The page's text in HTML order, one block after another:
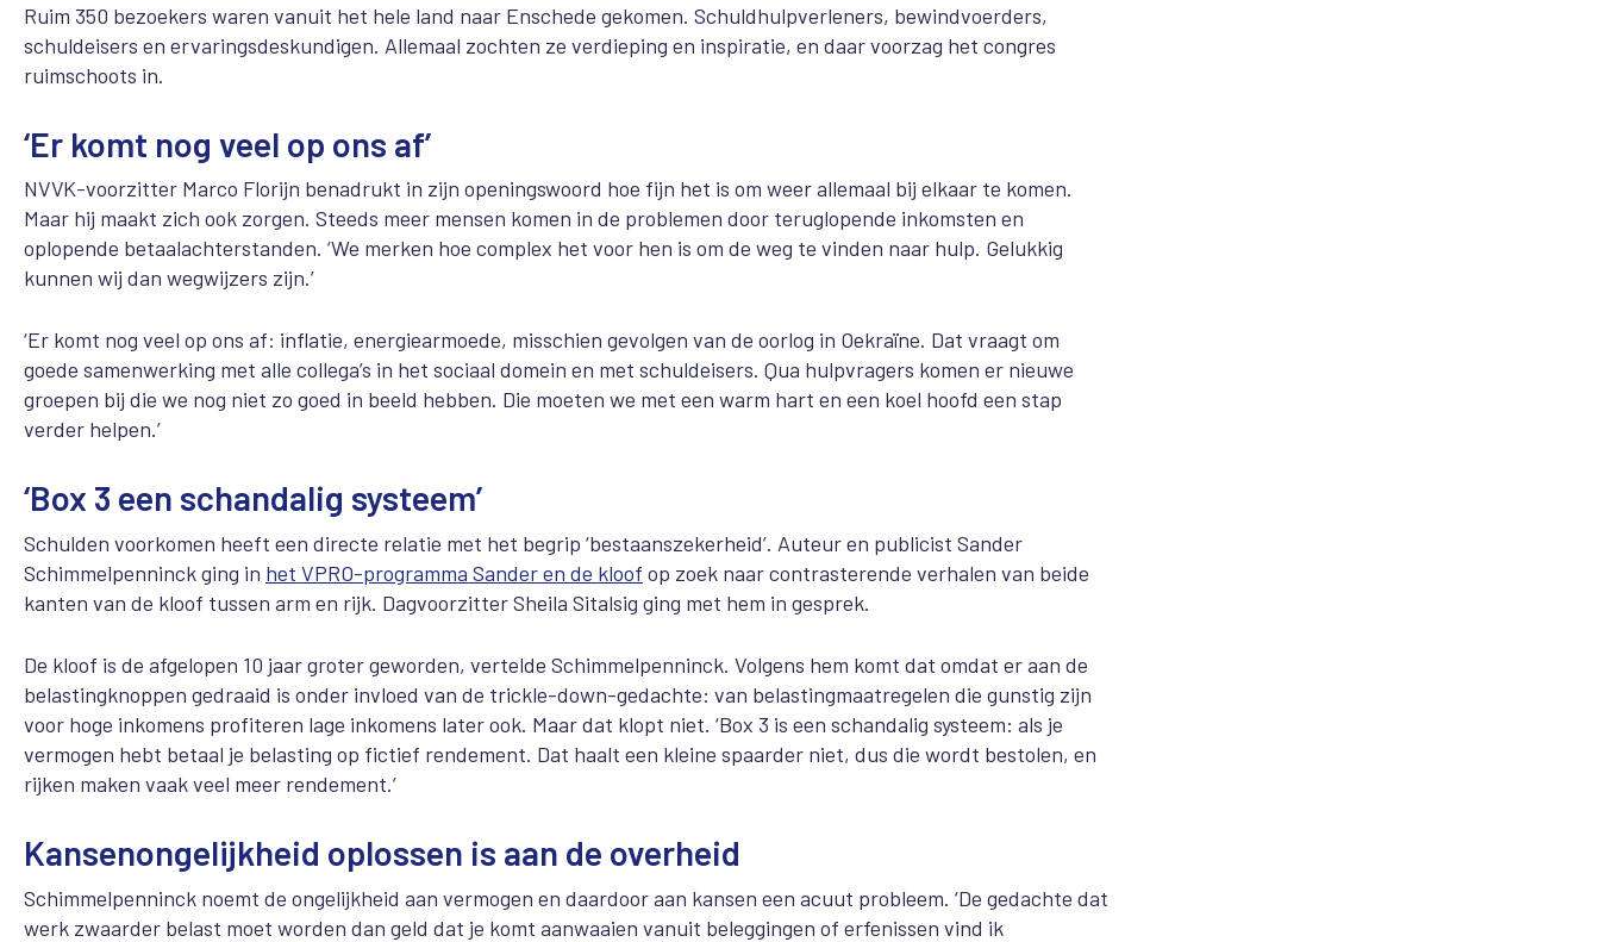
Ruim 350 bezoekers waren vanuit het hele land naar Enschede gekomen. Schuldhulpverleners, bewindvoerders,
schuldeisers en ervaringsdeskundigen. Allemaal zochten ze verdieping en inspiratie, en daar voorzag het congres
ruimschoots in.
‘Er komt nog veel op ons af’
NVVK-voorzitter Marco Florijn benadrukt in zijn openingswoord hoe fijn het is om weer allemaal bij elkaar te komen.
Maar hij maakt zich ook zorgen. Steeds meer mensen komen in de problemen door teruglopende inkomsten en
oplopende betaalachterstanden. ‘We merken hoe complex het voor hen is om de weg te vinden naar hulp. Gelukkig
kunnen wij dan wegwijzers zijn.’
‘Er komt nog veel op ons af: inflatie, energiearmoede, misschien gevolgen van de oorlog in Oekraïne. Dat vraagt om
goede samenwerking met alle collega’s in het sociaal domein en met schuldeisers. Qua hulpvragers komen er nieuwe
groepen bij die we nog niet zo goed in beeld hebben. Die moeten we met een warm hart en een koel hoofd een stap
verder helpen.’
‘Box 3 een schandalig systeem’
Schulden voorkomen heeft een directe relatie met het begrip ‘bestaanszekerheid’. Auteur en publicist Sander
Schimmelpenninck ging in het VPRO-programma Sander en de kloof op zoek naar contrasterende verhalen van beide
kanten van de kloof tussen arm en rijk. Dagvoorzitter Sheila Sitalsig ging met hem in gesprek.
De kloof is de afgelopen 10 jaar groter geworden, vertelde Schimmelpenninck. Volgens hem komt dat omdat er aan de
belastingknoppen gedraaid is onder invloed van de trickle-down-gedachte: van belastingmaatregelen die gunstig zijn
voor hoge inkomens profiteren lage inkomens later ook. Maar dat klopt niet. ‘Box 3 is een schandalig systeem: als je
vermogen hebt betaal je belasting op fictief rendement. Dat haalt een kleine spaarder niet, dus die wordt bestolen, en
rijken maken vaak veel meer rendement.’
Kansenongelijkheid oplossen is aan de overheid
Schimmelpenninck noemt de ongelijkheid aan vermogen en daardoor aan kansen een acuut probleem. ‘De gedachte dat
werk zwaarder belast moet worden dan geld dat je komt aanwaaien vanuit beleggingen of erfenissen vind ik